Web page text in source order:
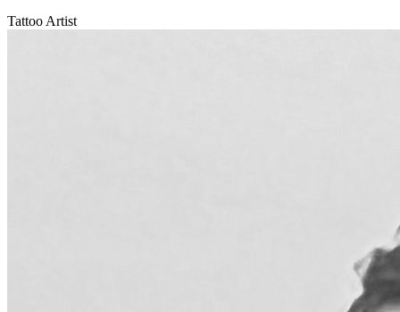
Tattoo Artist